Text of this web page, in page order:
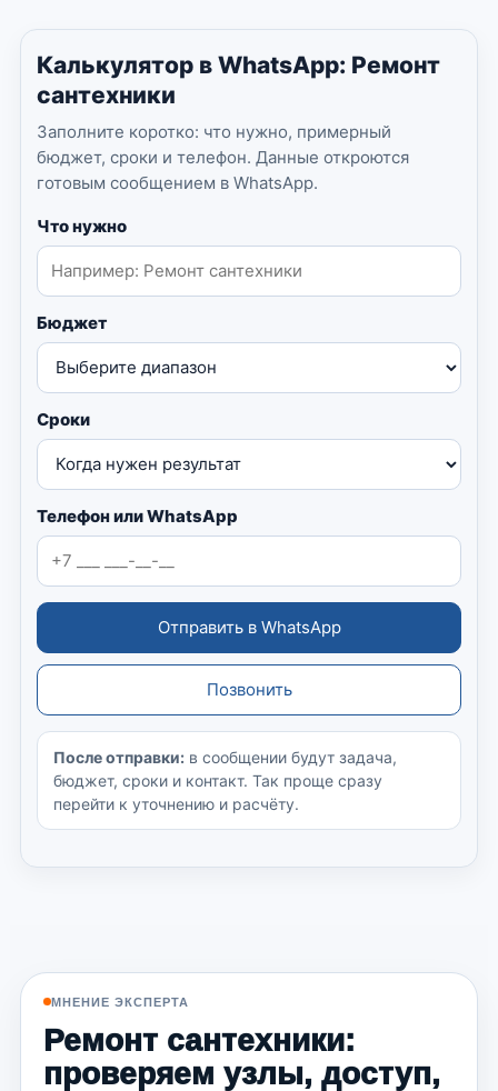
Калькулятор в WhatsApp: Ремонт
сантехники
Заполните коротко: что нужно, примерный
бюджет, сроки и телефон. Данные откроются
готовым сообщением в WhatsApp.
Что нужно
Бюджет
Сроки
Телефон или WhatsApp
Отправить в WhatsApp
Позвонить
После отправки: в сообщении будут задача,
бюджет, сроки и контакт. Так проще сразу
перейти к уточнению и расчёту.
МНЕНИЕ ЭКСПЕРТА
Ремонт сантехники:
проверяем узлы, доступ,